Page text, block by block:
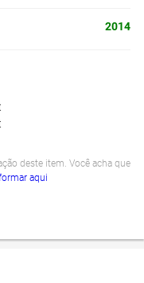
2014
deste item. Você acha que
aqui